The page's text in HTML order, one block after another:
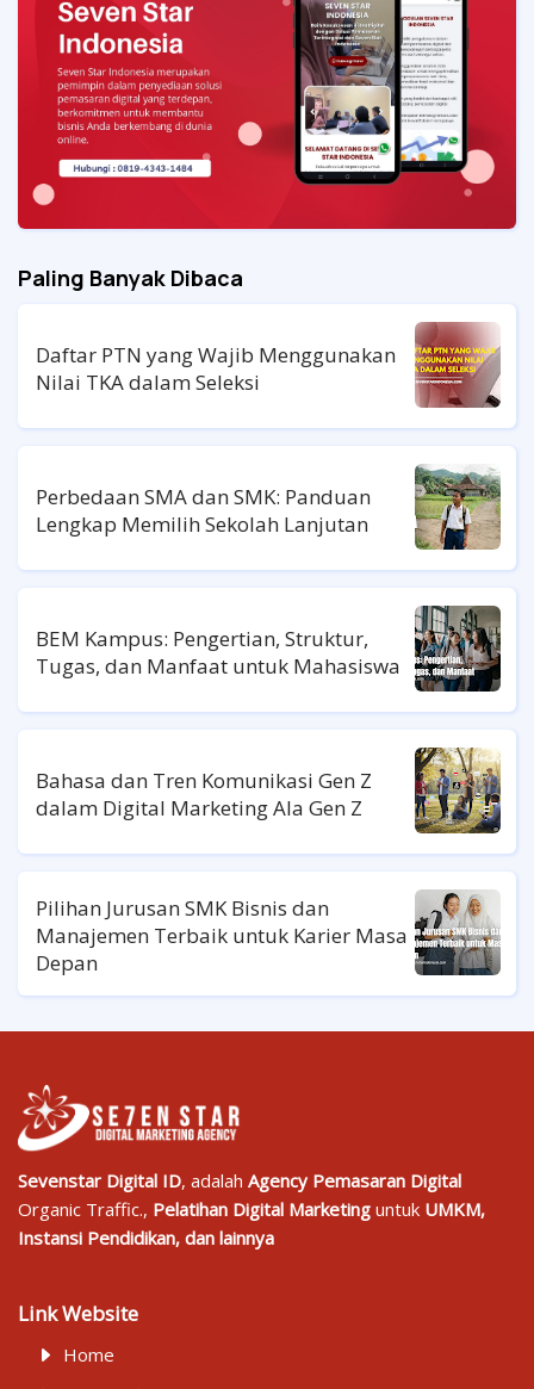
Paling Banyak Dibaca
Daftar PTN yang Wajib Menggunakan
Nilai TKA dalam Seleksi
Perbedaan SMA dan SMK: Panduan
Lengkap Memilih Sekolah Lanjutan
BEM Kampus: Pengertian, Struktur,
Tugas, dan Manfaat untuk Mahasiswa
Bahasa dan Tren Komunikasi Gen Z
dalam Digital Marketing Ala Gen Z
Pilihan Jurusan SMK Bisnis dan
Manajemen Terbaik untuk Karier Masa
Depan
Sevenstar Digital ID, adalah Agency Pemasaran Digital
Organic Traffic., Pelatihan Digital Marketing untuk UMKM,
Instansi Pendidikan, dan lainnya
Link Website
Home